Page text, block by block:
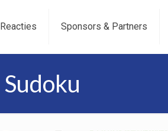
Reacties Sponsors & Partners
Sudoku